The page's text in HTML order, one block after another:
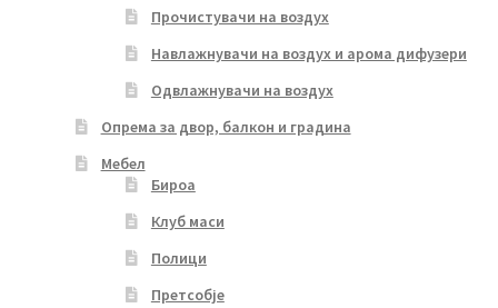
Прочистувачи на воздух
Навлажнувачи на воздух и арома дифузери
Одвлажнувачи на воздух
Опрема за двор, балкон и градина
Мебел
Бироа
Клуб маси
Полици
Претсобје